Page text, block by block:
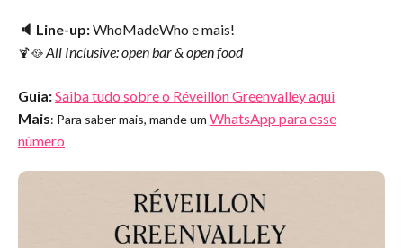
🔈 Line-up:WhoMadeWho e mais!
🍹🥘All Inclusive: open bar & open food
Guia:Saiba tudo sobre o Réveillon Greenvalley aqui
Mais: Para saber mais, mande um WhatsApp para esse
número